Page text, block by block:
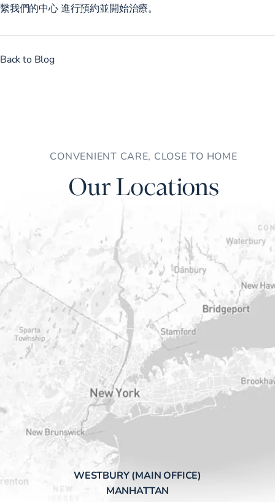
繫我們的中心進行預約並開始治療。
Back to Blog
CONVENIENT CARE, CLOSE TO HOME
Our Locations
WESTBURY (MAIN OFFICE)
MANHATTAN